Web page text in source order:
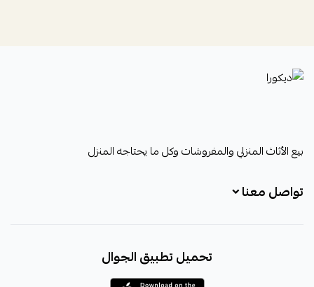
ديكورا
بيع الأثاث المنزلي والمفروشات وكل ما يحتاجه المنزل
تواصل معنا
تحميل تطبيق الجوال